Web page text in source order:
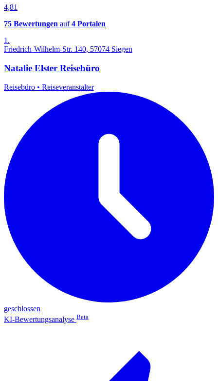
4,81
75 Bewertungen auf4 Portalen
1.
Friedrich-Wilhelm-Str. 140, 57074 Siegen
Natalie Elster Reisebüro
Reisebüro • Reiseveranstalter
geschlossen
KI-Bewertungsanalyse Beta